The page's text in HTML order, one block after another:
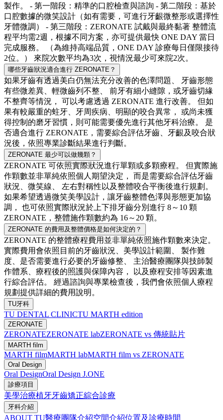
製作。 - 第一階段：精準的口腔檢查與諮詢 - 第二階段：基於
口腔數據的微笑設計（如有需要，可進行牙齦微整形或選擇性
牙體微調） - 第三階段：ZERONATE 試戴與最終黏著 整體流
程平均需2週，根據不同方案，亦可提供最快 ONE DAY 當日
完成服務。 （為維持高端品質，ONE DAY 診療每日僅限接待
2位。） 來院次數平均為3次，視情況最少可來院2次。
哪些牙齒狀況適合進行 ZERONATE？
如果牙齒有透過美白仍無法充分改善的色澤問題、 牙齒形態
有些微差異、輕微齒列不整、 前牙有細小縫隙，或牙齒切緣
不整齊等情況， 可以考慮透過 ZERONATE 進行改善。 但如
果有較嚴重的蛀牙、牙周疾病、明顯的咬合異常， 或尚未獲
得控制的磨牙習慣，則可能需要優先進行其他牙科治療。 是
否適合進行 ZERONATE，需要綜合評估牙齒、牙齦及咬合狀
況後，依照專業診斷結果進行判斷。
ZERONATE 最少可以做幾顆？
ZERONATE 可依照實際狀況進行單顆或多顆療程。 但實際施
作顆數並非單純依照個人期望決定， 而是需要綜合評估牙齒
狀況、微笑線、 左右對稱性以及整體咬合平衡後進行規劃。
如果希望透過微笑美學設計，讓牙齒整體色澤與形態更加協
調， 也可依照實際狀況於上下排牙齒分別進行 8～10 顆
ZERONATE，整體施作顆數約為 16～20 顆。
ZERONATE 的費用及整體價格是如何決定的？
ZERONATE 的整體療程費用並非單純依照施作顆數來決定。
實際費用會依照目前的牙齒狀況、美學設計範圍、 製作難
度、是否需要進行必要的牙齒修整、 主治醫療團隊與技師製
作體系、療程後的照護與保障內容， 以及療程安排等因素進
行綜合評估。 經過諮詢與專業檢查後，我們會依照個人療程
規劃提供詳細的費用說明。
TU牙科
TU DENTAL CLINICTU MARTH edition
ZERONATE
ZERONATEZERONATE labZERONATE vs 傳統貼片
MARTH film
MARTH filmMARTH labMARTH film vs ZERONATE
Oral Design
Oral DesignOral Design J.ONE
診療項目
美學治療植牙牙齒矯正綜合診療
牙科介紹
ABOUT TU醫療團隊介紹空間介紹位置及診療時間